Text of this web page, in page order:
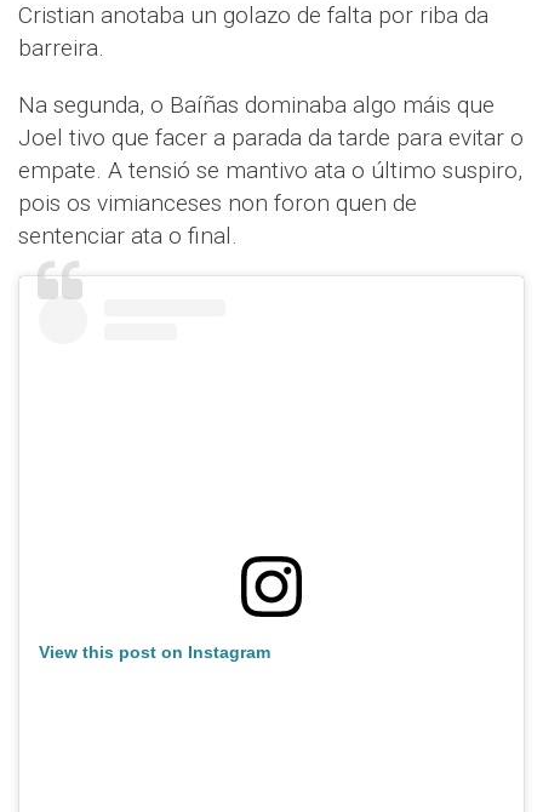
Cristian anotaba un golazo de falta por riba da
barreira.
Na segunda, o Baíñas dominaba algo máis que
Joel tivo que facer a parada da tarde para evitar o
empate. A tensió se mantivo ata o último suspiro,
pois os vimianceses non foron quen de
sentenciar ata o final.
View this post on Instagram